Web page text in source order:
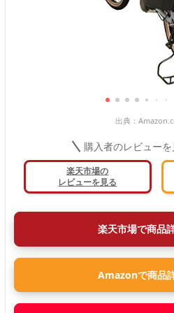
出典：
購入者のレビューを
楽天市場の
レビューを見る
楽天市場で商品
Amazonで商品